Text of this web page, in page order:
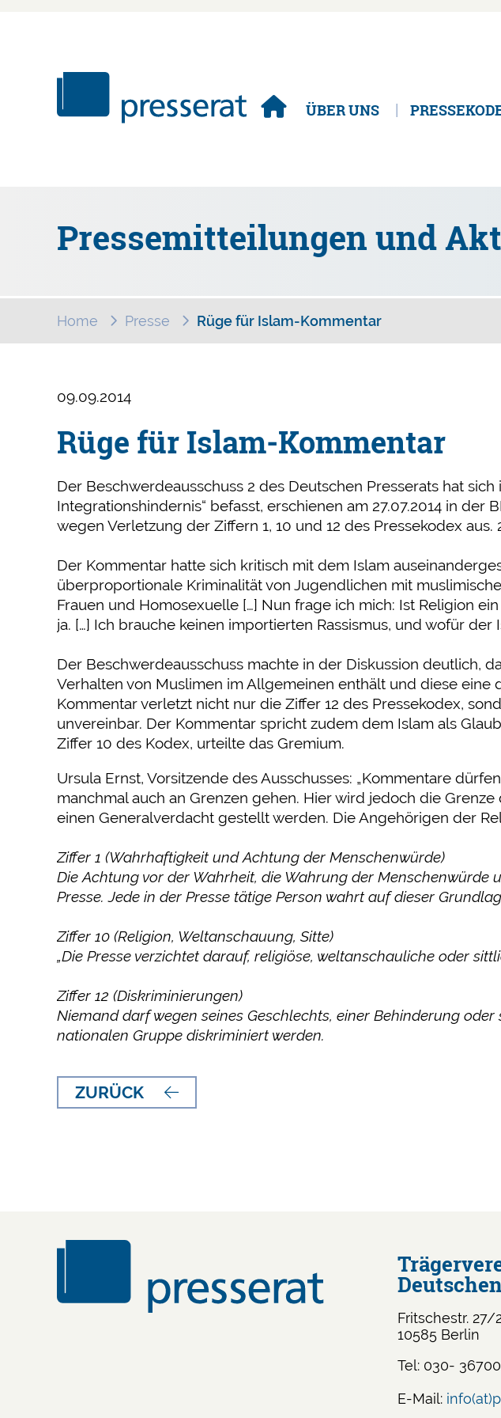
Navigation
überspringenÜBER UNS
Pressemitteilungen und
Home Presse Rüge für Islam-Kommentar
09.09.2014
Rüge für Islam-Kommentar
Der Beschwerdeausschuss 2 des Deutschen Presserats hat
Integrationshindernis“ befasst, erschienen am 27.07.2014 in
wegen Verletzung der Ziffern 1, 10 und 12 des Pressekodex
Der Kommentar hatte sich kritisch mit dem Islam
überproportionale Kriminalität von Jugendlichen mit
Frauen und Homosexuelle […] Nun frage ich mich: Ist Religion
ja. […] Ich brauche keinen importierten Rassismus, und wofür der
Der Beschwerdeausschuss machte in der Diskussion deutlich,
Verhalten von Muslimen im Allgemeinen enthält und diese
Kommentar verletzt nicht nur die Ziffer 12 des Pressekodex,
unvereinbar. Der Kommentar spricht zudem dem Islam als
Ziffer 10 des Kodex, urteilte das Gremium.
Ursula Ernst, Vorsitzende des Ausschusses: „Kommentare
manchmal auch an Grenzen gehen. Hier wird jedoch die
einen Generalverdacht gestellt werden. Die Angehörigen der
Ziffer 1 (Wahrhaftigkeit und Achtung der Menschenwürde)
Die Achtung vor der Wahrheit, die Wahrung der
Presse. Jede in der Presse tätige Person wahrt auf dieser
Ziffer 10 (Religion, Weltanschauung, Sitte)
„Die Presse verzichtet darauf, religiöse, weltanschauliche oder
Ziffer 12 (Diskriminierungen)
Niemand darf wegen seines Geschlechts, einer Behinderung
nationalen Gruppe diskriminiert werden.
ZURÜCK
Fritschestr. 27/
10585 Berlin
Tel: 030-
E-Mail: